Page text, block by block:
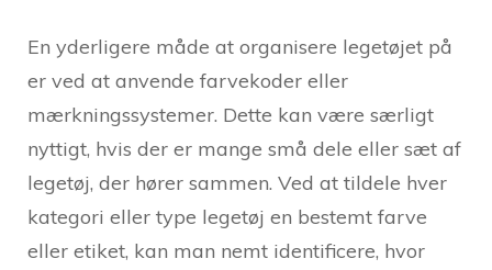
En yderligere måde at organisere legetøjet på
er ved at anvende farvekoder eller
mærkningssystemer. Dette kan være særligt
nyttigt, hvis der er mange små dele eller sæt af
legetøj, der hører sammen. Ved at tildele hver
kategori eller type legetøj en bestemt farve
eller etiket, kan man nemt identificere, hvor